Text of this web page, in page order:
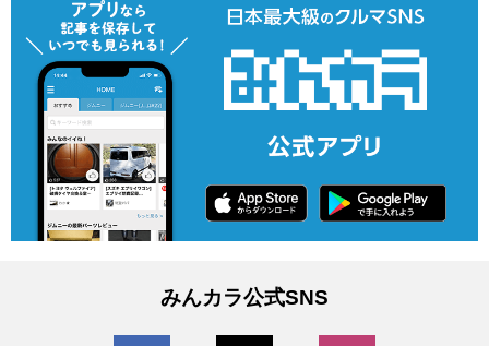
みんカラ公式SNS